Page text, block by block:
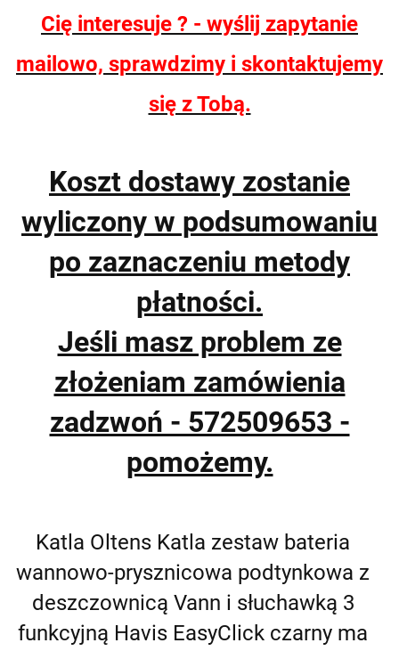
Cię interesuje ? - wyślij zapytanie
mailowo, sprawdzimy i skontaktujemy
się z Tobą.
Koszt dostawy zostanie
wyliczony w podsumowaniu
po zaznaczeniu metody
płatności.
Jeśli masz problem ze
złożeniam zamówienia
zadzwoń - 572509653 -
pomożemy.
Katla Oltens Katla zestaw bateria
wannowo-prysznicowa podtynkowa z
deszczownicą Vann i słuchawką 3
funkcyjną Havis EasyClick czarny ma